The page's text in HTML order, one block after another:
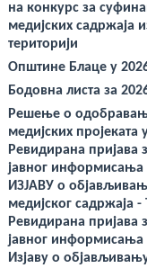
siteler
deneme
bonusu
veren
casino
siteleri
Yeni
Bonus
Veren
Siteler
на конкурс за
медијских садржаја
територији
Општине Блаце у
Бодовна листа за
Решење о
медијских пројеката
Ревидирана пријава
јавног информисањa
ИЗЈАВУ о
медијског садржаја -
Ревидирана пријава
јавног
Изјаву о